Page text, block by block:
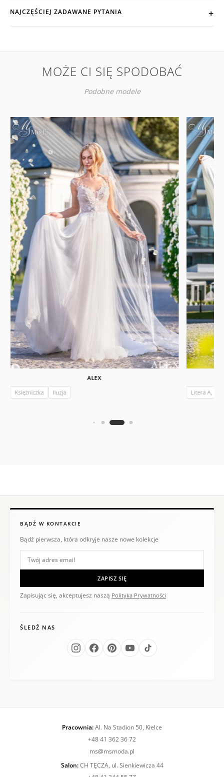
NAJCZĘŚCIEJ ZADAWANE PYTANIA
MOŻE CI SIĘ SPODOBAĆ
Podobne modele
ALEX
Księżniczka
Iluzja Litera A,
BĄDŹ W KONTAKCIE
Bądź pierwsza, która odkryje nasze nowe kolekcje
ZAPISZ SIĘ
Zapisując się, akceptujesz naszą Polityka Prywatności
ŚLEDŹ NAS
Pracownia:Al. Na Stadion 50, Kielce
+48 41 362 36 72
ms@msmoda.pl
Salon:CH TĘCZA, ul. Sienkiewicza 44